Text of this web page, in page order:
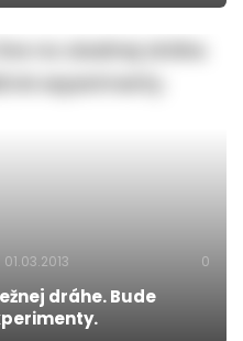
01.03.2013 0
dráhe. Bude